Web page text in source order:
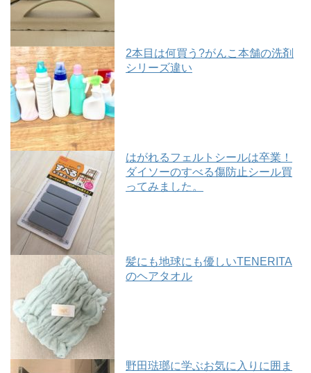
2本目は何買う?がんこ本舗の洗剤
シリーズ違い
はがれるフェルトシールは卒業！
ダイソーのすべる傷防止シール買
ってみました。
髪にも地球にも優しいTENERITA
のヘアタオル
野田琺瑯に学ぶお気に入りに囲ま